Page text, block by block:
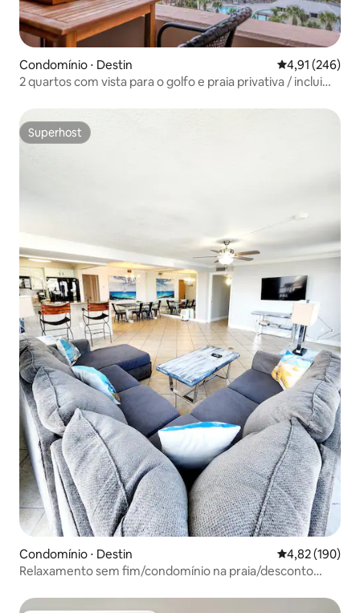
Condomínio ⋅ Destin 4,91 de uma
4,91 (246)
2 quartos com vista para o golfo e praia privativa / inclui
Superhost
Superhost
Condomínio ⋅ Destin 4,82 de uma
4,82 (190)
Relaxamento sem fim/condomínio na praia/desconto